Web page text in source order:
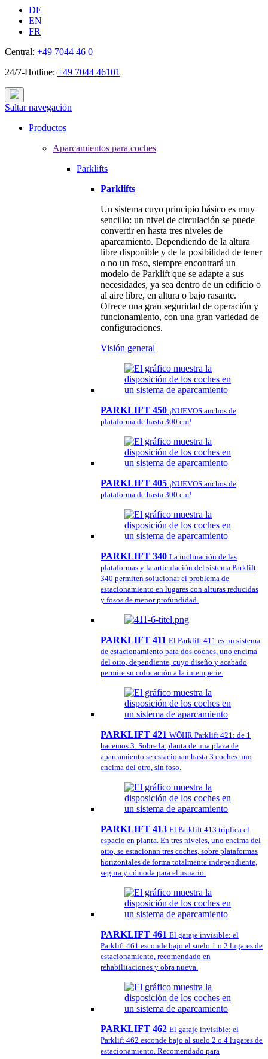
DE
EN
FR
Central: +49 7044 46 0
24/7-Hotline: +49 7044 46101
Saltar navegación
Productos
Aparcamientos para coches
Parklifts
Parklifts
Un sistema cuyo principio básico es muy
sencillo: un nivel de circulación se puede
convertir en hasta tres niveles de
aparcamiento. Dependiendo de la altura
libre disponible y de la posibilidad de tener
o no un foso, siempre encontrará un
modelo de Parklift que se adapte a sus
necesidades, ya sea dentro de un edificio o
al aire libre, en altura o bajo rasante.
Ofrece una gran seguridad de operación y
funcionamiento, con una gran variedad de
configuraciones.
Visión general
PARKLIFT 450 ¡NUEVOS anchos de
plataforma de hasta 300 cm!
PARKLIFT 405 ¡NUEVOS anchos de
plataforma de hasta 300 cm!
PARKLIFT 340 La inclinación de las
plataformas y la articulación del sistema Parklift
340 permiten solucionar el problema de
estacionamiento en lugares con alturas reducidas
y fosos de menor profundidad.
PARKLIFT 411 El Parklift 411 es un sistema
de estacionamiento para dos coches, uno encima
del otro, dependiente, cuyo diseño y acabado
permite su colocación a la intemperie.
PARKLIFT 421 WÖHR Parklift 421: de 1
hacemos 3. Sobre la planta de una plaza de
aparcamiento se estacionan hasta 3 coches uno
encima del otro, sin foso.
PARKLIFT 413 El Parklift 413 triplica el
espacio en planta. En tres niveles, uno encima del
otro, se estacionan tres coches, sobre plataformas
horizontales de forma totalmente independiente,
segura y cómoda para el usuario.
PARKLIFT 461 El garaje invisible: el
Parklift 461 esconde bajo el suelo 1 o 2 lugares de
estacionamiento, recomendado en
rehabilitaciones y obra nueva.
PARKLIFT 462 El garaje invisible: el
Parklift 462 esconde bajo al suelo 2 o 4 lugares de
estacionamiento. Recomendado para